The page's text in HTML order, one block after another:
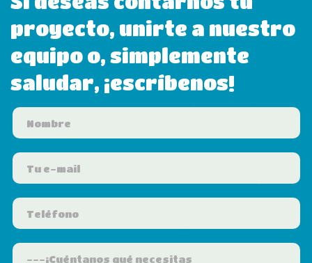
proyecto, unirte a nuestro
equipo o, simplemente
saludar, ¡escríbenos!